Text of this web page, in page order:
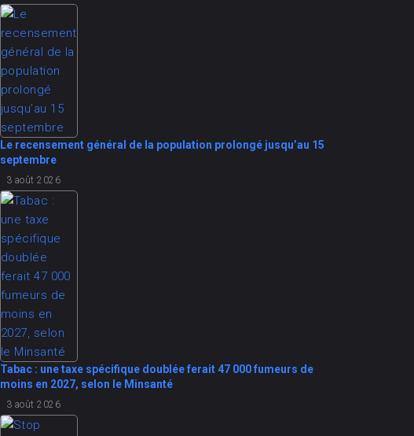
Le recensement général de la population prolongé jusqu’au 15
septembre
3 août 2026
Tabac : une taxe spécifique doublée ferait 47 000 fumeurs de
moins en 2027, selon le Minsanté
3 août 2026